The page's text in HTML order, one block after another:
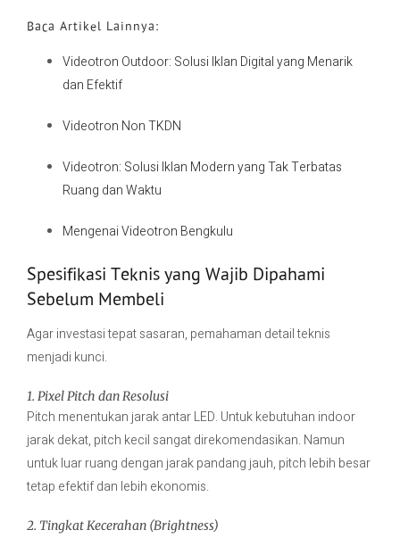
Baca Artikel Lainnya:
Videotron Outdoor: Solusi Iklan Digital yang Menarik
dan Efektif
Videotron Non TKDN
Videotron: Solusi Iklan Modern yang Tak Terbatas
Ruang dan Waktu
Mengenai Videotron Bengkulu
Spesifikasi Teknis yang Wajib Dipahami
Sebelum Membeli
Agar investasi tepat sasaran, pemahaman detail teknis
menjadi kunci.
1. Pixel Pitch dan Resolusi
Pitch menentukan jarak antar LED. Untuk kebutuhan indoor
jarak dekat, pitch kecil sangat direkomendasikan. Namun
untuk luar ruang dengan jarak pandang jauh, pitch lebih besar
tetap efektif dan lebih ekonomis.
2. Tingkat Kecerahan (Brightness)